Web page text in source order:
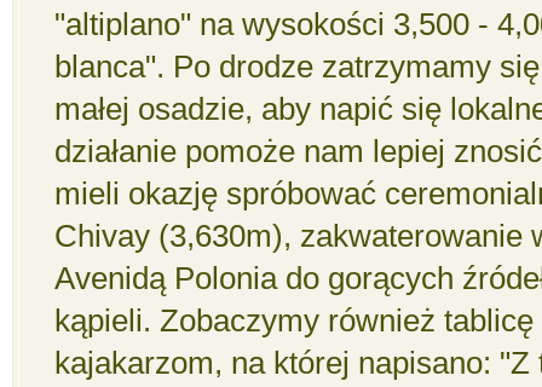
"altiplano" na wysokości 3,500 -
blanca". Po drodze zatrzymamy
małej osadzie, aby napić się
działanie pomoże nam lepiej
mieli okazję spróbować
Chivay (3,630m), zakwaterowanie
Avenidą Polonia do gorących
kąpieli. Zobaczymy również
kajakarzom, na której napisano: